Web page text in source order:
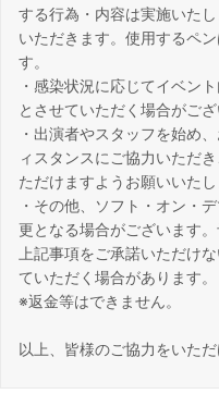
する行為・内容は実施いた
いただきます。使用するペ
す。
・感染状況に応じてイベン
とさせていただく場合がござ
・出演者やスタッフを始め
ィスタンスにご協力いただ
ただけますようお願いいたし
・その他、ソフト・オン・
更となる場合がございます。
上記事項をご承諾いただけ
ていただく場合があります。
※返金等はできません。
以上、皆様のご協力をいた